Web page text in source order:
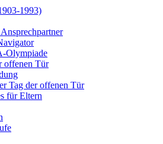
1993)
Olympiade
offenen Tür
Tag der offenen Tür
für Eltern